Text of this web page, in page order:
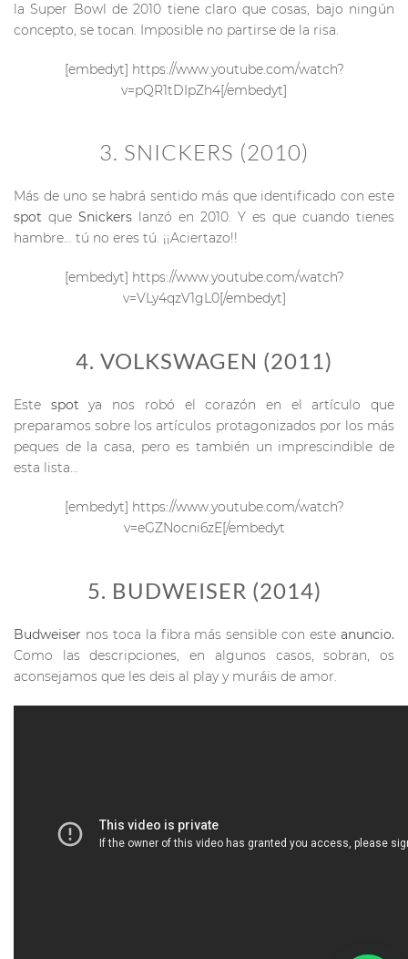
la Super Bowl de 2010 tiene claro que cosas, bajo ningún
concepto, se tocan. Imposible no partirse de la risa.
[embedyt] https://www.youtube.com/watch?
v=pQR1tDIpZh4[/embedyt]
3. SNICKERS (2010)
Más de uno se habrá sentido más que identificado con este
spot que Snickers lanzó en 2010. Y es que cuando tienes
hambre… tú no eres tú. ¡¡Aciertazo!!
[embedyt] https://www.youtube.com/watch?
v=VLy4qzV1gL0[/embedyt]
4. VOLKSWAGEN (2011)
Este spotya nos robó el corazón en el artículo que
preparamos sobre los artículos protagonizados por los más
peques de la casa, pero es también un imprescindible de
esta lista…
[embedyt] https://www.youtube.com/watch?
v=eGZNocni6zE[/embedyt
5. BUDWEISER (2014)
Budweiser nos toca la fibra más sensible con esteanuncio.
Como las descripciones, en algunos casos, sobran, os
aconsejamos que les deis al play y muráis de amor.